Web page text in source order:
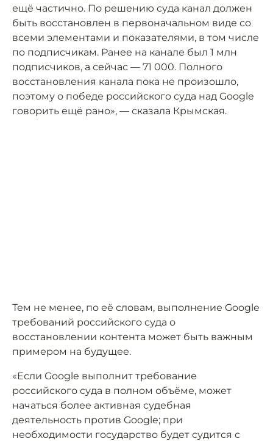
ещё частично. По решению суда канал должен
быть восстановлен в первоначальном виде со
всеми элементами и показателями, в том числе
по подписчикам. Ранее на канале был 1 млн
подписчиков, а сейчас — 71 000. Полного
восстановления канала пока не произошло,
поэтому о победе российского суда над Google
говорить ещё рано», — сказала Крымская.
Тем не менее, по её словам, выполнение Google
требований российского суда о
восстановлении контента может быть важным
примером на будущее.
«Если Google выполнит требование
российского суда в полном объёме, может
начаться более активная судебная
деятельность против Google; при
необходимости государство будет судится с